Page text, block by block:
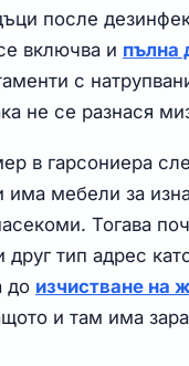
после
включва и пълна
с
не се разнася
в гарсониера
мебели за
Тогава
тип адрес
до изчистване на
и там има